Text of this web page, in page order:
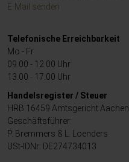
E-Mail senden
Telefonische Erreichbarkeit
Mo - Fr
09.00 - 12.00 Uhr
13.00 - 17.00 Uhr
Handelsregister / Steuer
HRB 16459 Amtsgericht Aachen
Geschäftsführer:
P. Bremmers & L. Loenders
USt-IDNr: DE274734013